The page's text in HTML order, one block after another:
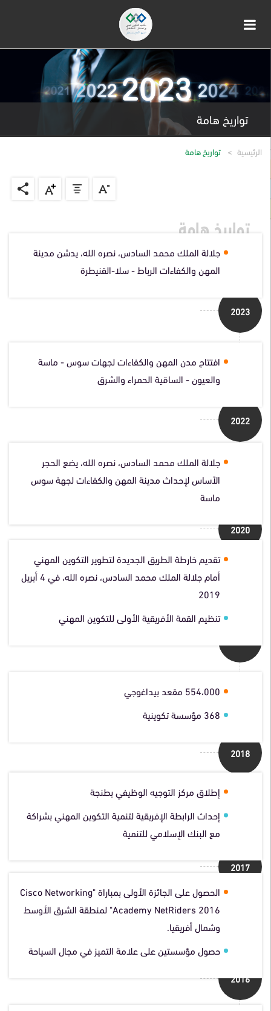
تواريخ هامة
الرئيسية تواريخ هامة
تواريخ هامة
2023
جلالة الملك محمد السادس، نصره الله، يدشن مدينة
المهن والكفاءات الرباط - سلا-القنيطرة
2022
افتتاح مدن المهن والكفاءات لجهات سوس - ماسة
والعيون - الساقية الحمراء والشرق
2020
جلالة الملك محمد السادس، نصره الله، يضع الحجر
الأساس لإحداث مدينة المهن والكفاءات لجهة سوس
ماسة
تقديم خارطة الطريق الجديدة لتطوير التكوين المهني
أمام جلالة الملك محمد السادس، نصره الله، في 4 أبريل
2019
تنظيم القمة الأفريقية الأولى للتكوين المهني
2018
554،000 مقعد بيداغوجي
368 مؤسسة تكوينية
2017
إطلاق مركز التوجيه الوظيفي بطنجة
إحداث الرابطة الإفريقية لتنمية التكوين المهني بشراكة
مع البنك الإسلامي للتنمية
2016
الحصول على الجائزة الأولى بمباراة "Cisco Networking
Academy NetRiders 2016" لمنطقة الشرق الأوسط
وشمال أفريقيا.
حصول مؤسستين على علامة التميز في مجال السياحة